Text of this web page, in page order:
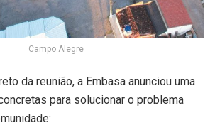
Campo Alegre
da reunião, a Embasa anunciou uma
para solucionar o problema